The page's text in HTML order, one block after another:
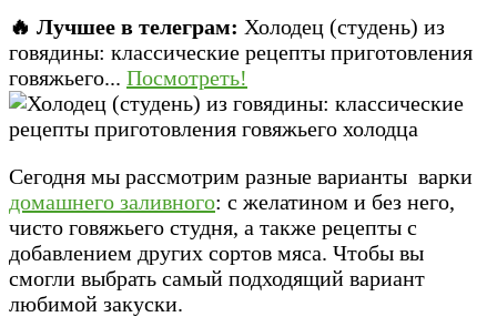
🔥 Лучшее в телеграм: Холодец (студень) из
говядины: классические рецепты приготовления
говяжьего... Посмотреть!
Сегодня мы рассмотрим разные варианты варки
домашнего заливного: с желатином и без него,
чисто говяжьего студня, а также рецепты с
добавлением других сортов мяса. Чтобы вы
смогли выбрать самый подходящий вариант
любимой закуски.